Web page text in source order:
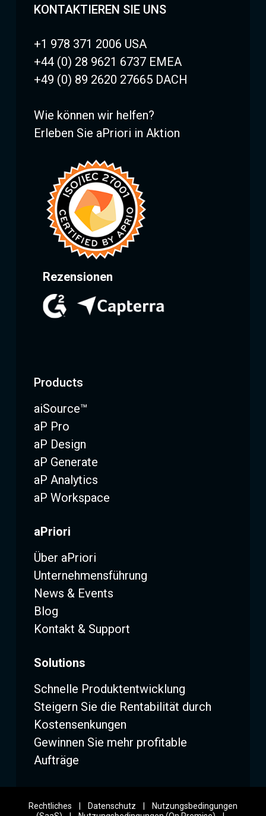
KONTAKTIEREN SIE UNS
+1 978 371 2006 USA
+44 (0) 28 9621 6737 EMEA
+49 (0) 89 2620 27665 DACH
Wie können wir helfen?
Erleben Sie aPriori in Aktion
Rezensionen
Products
aiSource™
aP Pro
aP Design
aP Generate
aP Analytics
aP Workspace
aPriori
Über aPriori
Unternehmensführung
News & Events
Blog
Kontakt & Support
Solutions
Schnelle Produktentwicklung
Steigern Sie die Rentabilität durch
Kostensenkungen
Gewinnen Sie mehr profitable
Aufträge
Rechtliches | Datenschutz |
Nutzungsbedingungen